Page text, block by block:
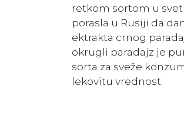
retkom sortom u
porasla u Rusiji da
ektrakta crnog
okrugli paradajz je
sorta za sveže
lekovitu vrednost.